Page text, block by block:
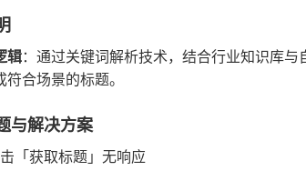
辑：通过关键词解析技术，结合行业知识库
合场景的标题。
与解决方案
「获取标题」无响应